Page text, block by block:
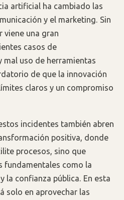
artificial ha cambiado las
y el marketing. Sin
viene una gran
casos de
uso de herramientas
de que la innovación
claros y un compromiso
incidentes también abren
positiva, donde
procesos, sino que
fundamentales como la
la confianza pública. En esta
solo en aprovechar las